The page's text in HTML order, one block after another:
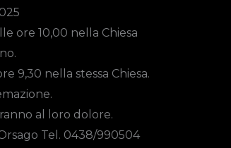
ore 10,00 nella Chiesa
9,30 nella stessa Chiesa.
al loro dolore.
Tel. 0438/990504